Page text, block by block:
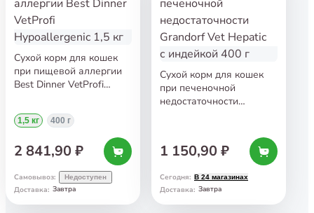
Сухой корм для кошек
при пищевой аллергии
Best Dinner VetProfi
1,5 кг 400 г
2 841,90 ₽
Самовывоз: Недоступен
Доставка: Завтра
Сухой корм для кошек
при печеночной
недостаточности
1 150,90 ₽
Сегодня: В 24 магазинах
Доставка: Завтра